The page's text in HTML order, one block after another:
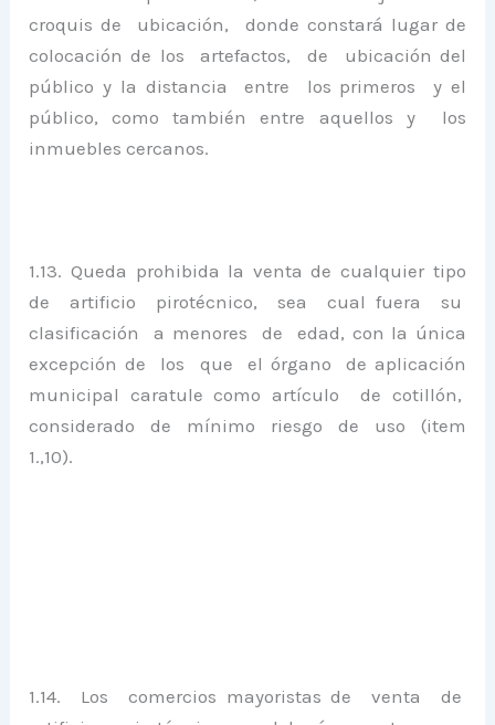
croquis de ubicación, donde constará lugar de
colocación de los artefactos, de ubicación del
público y la distancia entre los primeros y el
público, como también entre aquellos y los
inmuebles cercanos.
1.13. Queda prohibida la venta de cualquier tipo
de artificio pirotécnico, sea cual fuera su
clasificación a menores de edad, con la única
excepción de los que el órgano de aplicación
municipal caratule como artículo de cotillón,
considerado de mínimo riesgo de uso (item
1.,10).
1.14. Los comercios mayoristas de venta de